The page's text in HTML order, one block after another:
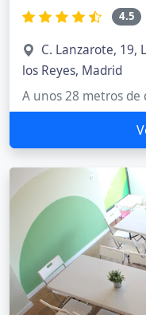
4.5
C. Lanzarote, 19,
los Reyes, Madrid
A unos 28 metros de